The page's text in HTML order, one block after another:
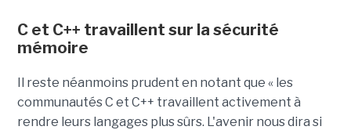
C et C++ travaillent sur la sécurité
mémoire
Il reste néanmoins prudent en notant que « les
communautés C et C++ travaillent activement à
rendre leurs langages plus sûrs. L'avenir nous dira si